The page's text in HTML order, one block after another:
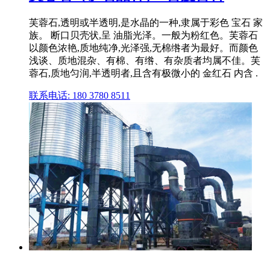
芙蓉石,透明或半透明,是水晶的一种,隶属于彩色 宝石 家
族。 断口贝壳状,呈 油脂光泽。一般为粉红色。芙蓉石
以颜色浓艳,质地纯净,光泽强,无棉绺者为最好。而颜色
浅谈、质地混杂、有棉、有绺、有杂质者均属不佳。芙
蓉石,质地匀润,半透明者,且含有极微小的 金红石 内含 .
联系电话: 180 3780 8511